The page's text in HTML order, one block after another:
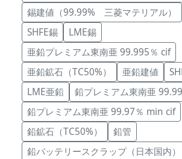
錫建値（99.99% 三菱マテリアル）
SHFE錫
LME錫
亜鉛プレミアム東南亜 99.995％ cif
亜鉛鉱石（TC50%）
亜鉛建値
LME亜鉛
鉛プレミアム東南亜
鉛プレミアム東南亜 99.97％ min cif
鉛鉱石（TC50%）
鉛管
鉛バッテリースクラップ（日本国内）